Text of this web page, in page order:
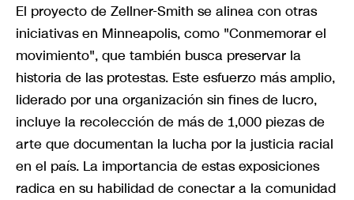
El proyecto de Zellner-Smith se alinea con otras
iniciativas en Minneapolis, como "Conmemorar el
movimiento", que también busca preservar la
historia de las protestas. Este esfuerzo más amplio,
liderado por una organización sin fines de lucro,
incluye la recolección de más de 1,000 piezas de
arte que documentan la lucha por la justicia racial
en el país. La importancia de estas exposiciones
radica en su habilidad de conectar a la comunidad